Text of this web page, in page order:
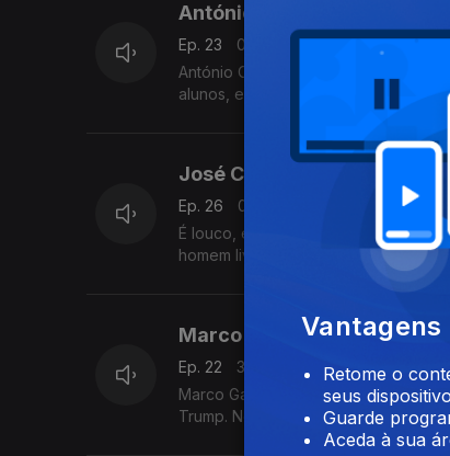
António Castro Caeiro
Ep. 23
07 jun. 2026
António Castro Caeiro é o mais
alunos, enorme comunicador.
José Cid
Ep. 26
01 jun. 2026
É louco, excessivo e indomável.
homem livre que, tendo 84 anos,
Marco Galinha
Ep. 22
31 mai. 2026
Marco Galinha fatura quase mil
Trump. No domingo, responderá a
Vantagens
Retome o
seus
Guarde
Aceda à sua